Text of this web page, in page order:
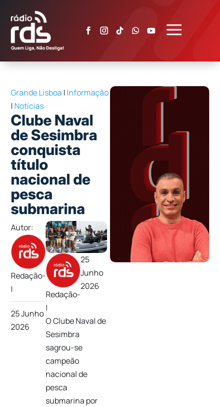
a
Grande Lisboa | Informação
| Notícias
Clube Naval
de Sesimbra
conquista
título
nacional de
pesca
submarina
Autor:
Redação-
I
25 Junho
2026
Redação-
I
25
Junho
2026
O Clube Naval de
Sesimbra
sagrou-se
campeão
nacional de
pesca
submarina por